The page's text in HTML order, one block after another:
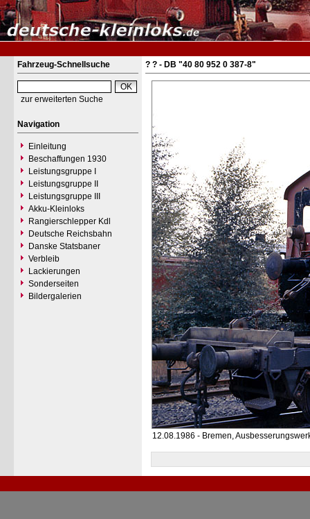
Fahrzeug-Schnellsuche
zur erweiterten Suche
Navigation
Einleitung
Beschaffungen 1930
Leistungsgruppe I
Leistungsgruppe II
Leistungsgruppe III
Akku-Kleinloks
Rangierschlepper Kdl
Deutsche Reichsbahn
Danske Statsbaner
Verbleib
Lackierungen
Sonderseiten
Bildergalerien
? ? - DB "40 80 952 0 387-8"
12.08.1986 - Bremen,